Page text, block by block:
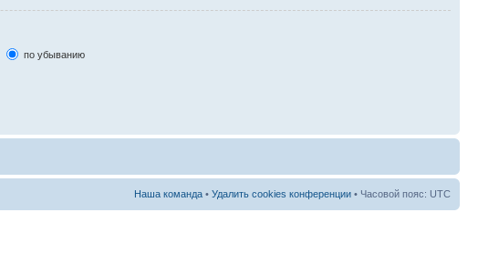
по убыванию
Наша команда • Удалить cookies конференции • Часовой пояс: UTC